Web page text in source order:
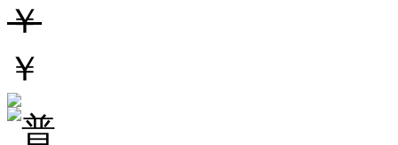
￥
￥